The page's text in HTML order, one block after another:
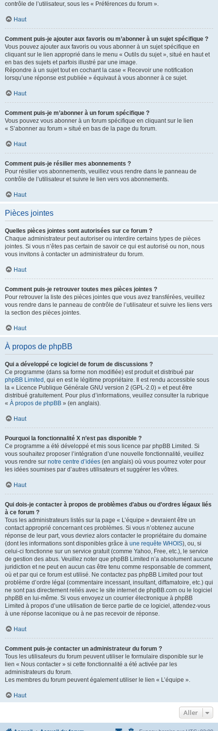
contrôle de l’utilisateur, sous les « Préférences du forum ».
Haut
Comment puis-je ajouter aux favoris ou m’abonner à un sujet spécifique ?
Vous pouvez ajouter aux favoris ou vous abonner à un sujet spécifique en
cliquant sur le lien approprié dans le menu « Outils du sujet », situé en haut et
en bas des sujets et parfois illustré par une image.
Répondre à un sujet tout en cochant la case « Recevoir une notification
lorsqu’une réponse est publiée » équivaut à vous abonner à ce sujet.
Haut
Comment puis-je m’abonner à un forum spécifique ?
Vous pouvez vous abonner à un forum spécifique en cliquant sur le lien
« S’abonner au forum » situé en bas de la page du forum.
Haut
Comment puis-je résilier mes abonnements ?
Pour résilier vos abonnements, veuillez vous rendre dans le panneau de
contrôle de l’utilisateur et suivre le lien vers vos abonnements.
Haut
Pièces jointes
Quelles pièces jointes sont autorisées sur ce forum ?
Chaque administrateur peut autoriser ou interdire certains types de pièces
jointes. Si vous n’êtes pas certain de savoir ce qui est autorisé ou non, nous
vous invitons à contacter un administrateur du forum.
Haut
Comment puis-je retrouver toutes mes pièces jointes ?
Pour retrouver la liste des pièces jointes que vous avez transférées, veuillez
vous rendre dans le panneau de contrôle de l’utilisateur et suivre les liens vers
la section des pièces jointes.
Haut
À propos de phpBB
Qui a développé ce logiciel de forum de discussions ?
Ce programme (dans sa forme non modifiée) est produit et distribué par
phpBB Limited , qui en est le légitime propriétaire. Il est rendu accessible sous
la « Licence Publique Générale GNU version 2 (GPL-2.0) » et peut être
distribué gratuitement. Pour plus d’informations, veuillez consulter la rubrique
« À propos de phpBB » (en anglais).
Haut
Pourquoi la fonctionnalité X n’est pas disponible ?
Ce programme a été développé et mis sous licence par phpBB Limited. Si
vous souhaitez proposer l’intégration d’une nouvelle fonctionnalité, veuillez
vous rendre sur notre centre d’idées (en anglais) où vous pourrez voter pour
les idées soumises par d’autres utilisateurs et suggérer les vôtres.
Haut
Qui dois-je contacter à propos de problèmes d’abus ou d’ordres légaux liés
à ce forum ?
Tous les administrateurs listés sur la page « L’équipe » devraient être un
contact approprié concernant ces problèmes. Si vous n’obtenez aucune
réponse de leur part, vous devriez alors contacter le propriétaire du domaine
(dont les informations sont disponibles grâce à une requête WHOIS), ou, si
celui-ci fonctionne sur un service gratuit (comme Yahoo, Free, etc.), le service
de gestion des abus. Veuillez noter que phpBB Limited n’a absolument aucune
juridiction et ne peut en aucun cas être tenu comme responsable de comment,
où et par qui ce forum est utilisé. Ne contactez pas phpBB Limited pour tout
problème d’ordre légal (commentaire incessant, insultant, diffamatoire, etc.) qui
ne sont pas directement reliés avec le site internet de phpBB.com ou le logiciel
phpBB en lui-même. Si vous envoyez un courrier électronique à phpBB
Limited à propos d’une utilisation de tierce partie de ce logiciel, attendez-vous
à une réponse laconique ou à ne pas recevoir de réponse.
Haut
Comment puis-je contacter un administrateur du forum ?
Tous les utilisateurs du forum peuvent utiliser le formulaire disponible sur le
lien « Nous contacter » si cette fonctionnalité a été activée par les
administrateurs du forum.
Les membres du forum peuvent également utiliser le lien « L’équipe ».
Haut
Aller